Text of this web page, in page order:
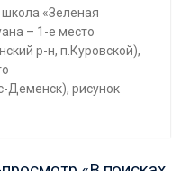
«Зеленая
– 1-е место
р-н, п.Куровской),
Деменск), рисунок